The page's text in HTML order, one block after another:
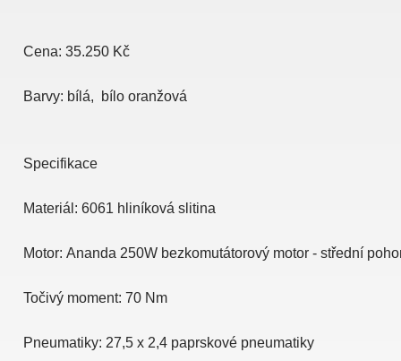
Cena: 35.250 Kč
Barvy: bílá, bílo oranžová
Specifikace
Materiál: 6061 hliníková slitina
Motor: Ananda 250W bezkomutátorový motor - střední
Točivý moment: 70 Nm
Pneumatiky: 27,5 x 2,4 paprskové pneumatiky